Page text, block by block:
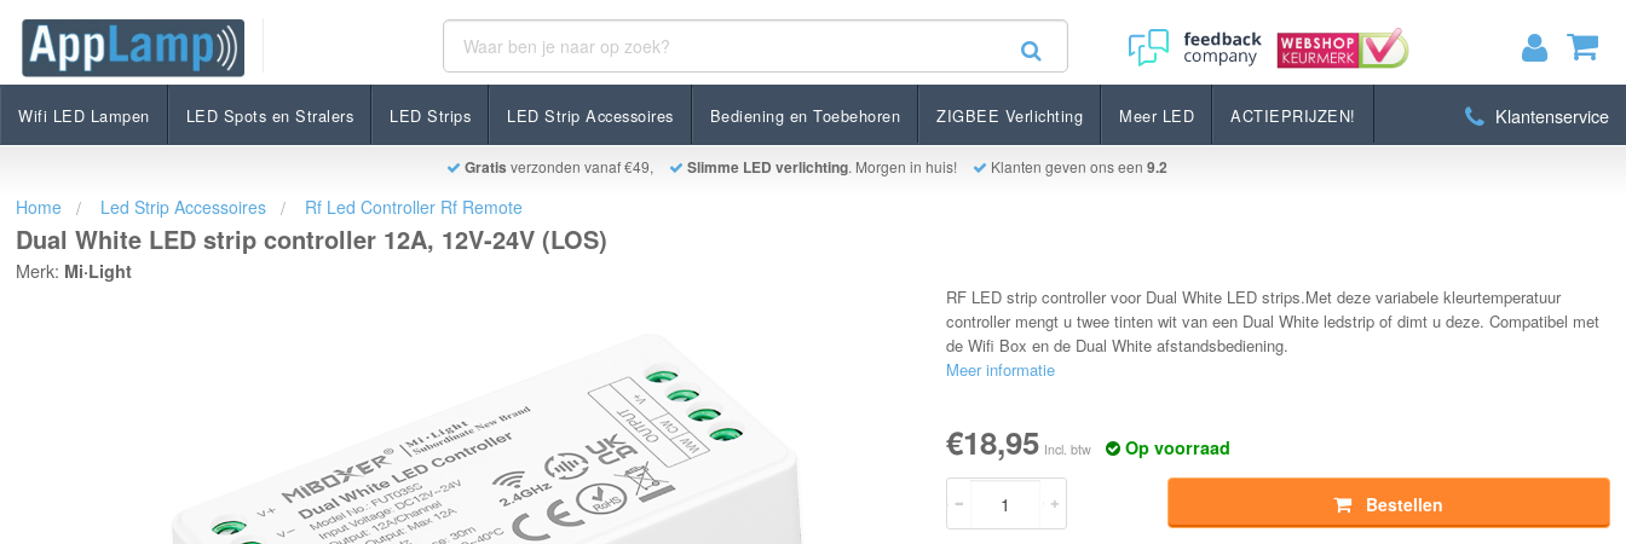
MIJN WINKELWAGEN
Wifi LED Lampen LED Spots en Stralers LED Strips LED Strip Accessoires Bediening en Toebehoren ZIGBEE Verlichting Meer LED ACTIEPRIJZEN! Klantenservice
Gratis verzonden vanaf €49, Slimme LED verlichting. Morgen in huis! Klanten geven ons een 9.2
Dual White LED strip controller 12A, 12V-24V (LOS)
€18,95 Op voorraad
Bestellen
Home Led Strip Accessoires Rf Led Controller Rf Remote
Dual White LED strip controller 12A, 12V-24V (LOS)
Merk: Mi·Light
RF LED strip controller voor Dual White LED strips.Met deze variabele kleurtemperatuur
controller mengt u twee tinten wit van een Dual White ledstrip of dimt u deze. Compatibel met
de Wifi Box en de Dual White afstandsbediening.
Meer informatie
€18,95 Incl. btw Op voorraad
Bestellen